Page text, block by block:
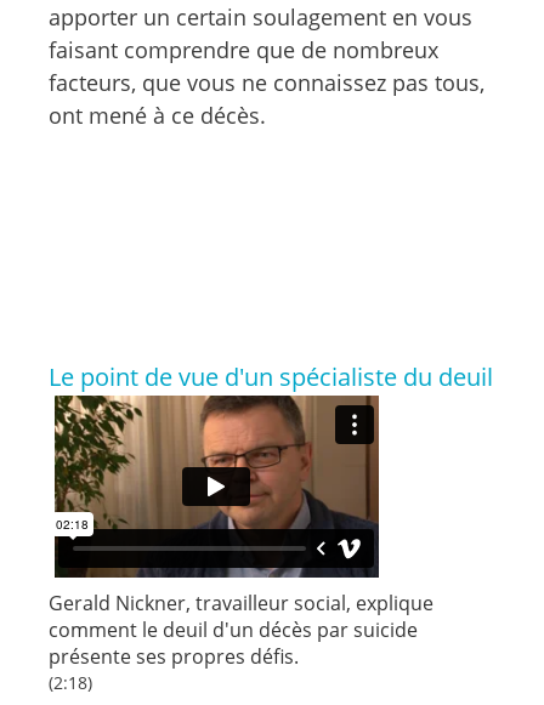
apporter un certain soulagement en vous
faisant comprendre que de nombreux
facteurs, que vous ne connaissez pas tous,
ont mené à ce décès.
Le point de vue d'un spécialiste du deuil
Gerald Nickner, travailleur social, explique
comment le deuil d'un décès par suicide
présente ses propres défis.
(2:18)